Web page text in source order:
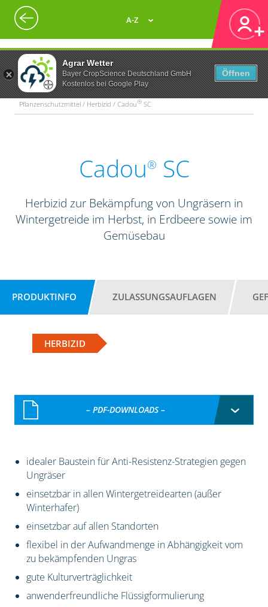
Agrar Wetter
Bayer CropScience Deutschland GmbH
Kostenlos bei Google Play
Öffnen
A-Z
Pflanzenschutzmittel / Herbizid / Cadou® SC
Cadou® SC
Herbizid zur Bekämpfung von Ungräsern in
Wintergetreide im Herbst, in Erdbeere sowie im
Gemüsebau
PRODUKTINFO ZULASSUNGSAUFLAGEN
HERBIZID
– PDF-DOWNLOADS –
idealer Baustein für Anti-Resistenz-Strategien gegen
Ungräser
einsetzbar in allen Wintergetreidearten (außer
Winterhafer)
einsetzbar auf allen Standorten
flexibel in der Aufwandmenge in Abhängigkeit vom
zu bekämpfenden Ungras
gute Kulturverträglichkeit
anwenderfreundliche Flüssigformulierung